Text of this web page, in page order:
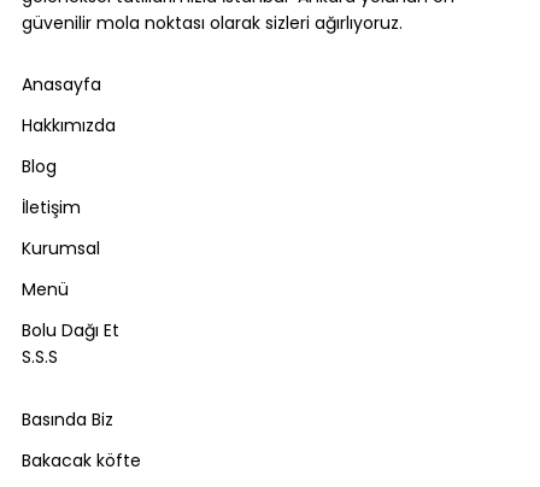
güvenilir mola noktası olarak sizleri ağırlıyoruz.
Anasayfa
Hakkımızda
Blog
İletişim
Kurumsal
Menü
Bolu Dağı Et
S.S.S
Basında Biz
Bakacak köfte